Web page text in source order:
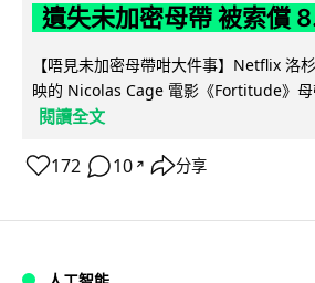
遺失未加密母帶 被索償
【唔見未加密母帶咁大件事】Netflix 洛
映的 Nicolas Cage 電影《Fortitude》
閱讀全文
172 10 ↗ 分享